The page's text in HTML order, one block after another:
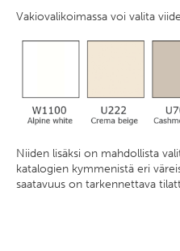
Vakiovalikoimassa voi valita
Niiden lisäksi on mahdollista
katalogien kymmenistä eri
saatavuus on tarkennettava